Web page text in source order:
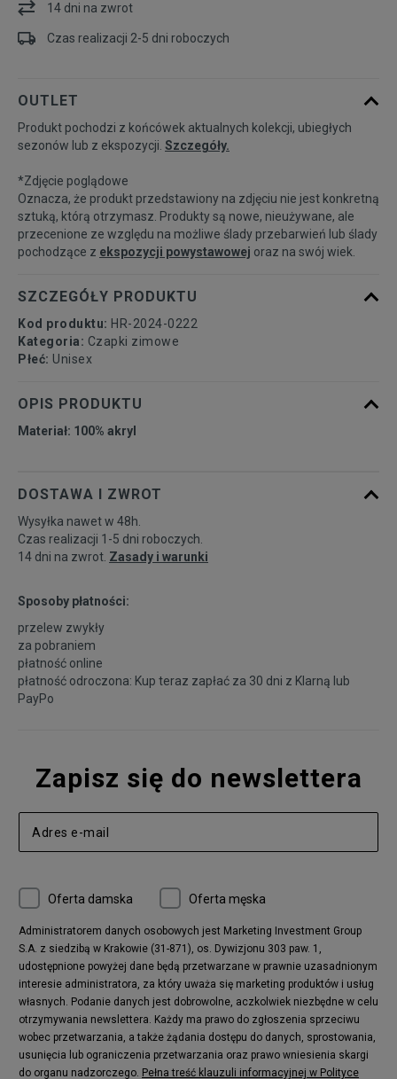
14 dni na zwrot
Czas realizacji 2-5 dni roboczych
OUTLET
Produkt pochodzi z końcówek aktualnych kolekcji, ubiegłych
sezonów lub z ekspozycji. Szczegóły.
*Zdjęcie poglądowe
Oznacza, że produkt przedstawiony na zdjęciu nie jest konkretną
sztuką, którą otrzymasz. Produkty są nowe, nieużywane, ale
przecenione ze względu na możliwe ślady przebarwień lub ślady
pochodzące z ekspozycji powystawowej oraz na swój wiek.
SZCZEGÓŁY PRODUKTU
Kod produktu: HR-2024-0222
Kategoria: Czapki zimowe
Płeć: Unisex
OPIS PRODUKTU
Materiał: 100% akryl
DOSTAWA I ZWROT
Wysyłka nawet w 48h.
Czas realizacji 1-5 dni roboczych.
14 dni na zwrot. Zasady i warunki
Sposoby płatności:
przelew zwykły
za pobraniem
płatność online
płatność odroczona: Kup teraz zapłać za 30 dni z Klarną lub
PayPo
Zapisz się do newslettera
Oferta damska Oferta męska
Administratorem danych osobowych jest Marketing Investment Group
S.A. z siedzibą w Krakowie (31-871), os. Dywizjonu 303 paw. 1,
udostępnione powyżej dane będą przetwarzane w prawnie uzasadnionym
interesie administratora, za który uważa się marketing produktów i usług
własnych. Podanie danych jest dobrowolne, aczkolwiek niezbędne w celu
otrzymywania newslettera. Każdy ma prawo do zgłoszenia sprzeciwu
wobec przetwarzania, a także żądania dostępu do danych, sprostowania,
usunięcia lub ograniczenia przetwarzania oraz prawo wniesienia skargi
do organu nadzorczego. Pełna treść klauzuli informacyjnej w Polityce